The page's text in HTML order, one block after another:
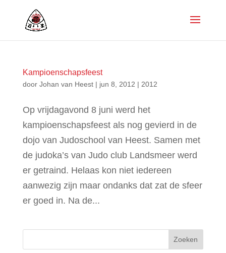
Kampioenschapsfeest
door Johan van Heest| jun 8, 2012 | 2012
Op vrijdagavond 8 juni werd het
kampioenschapsfeest als nog gevierd in de
dojo van Judoschool van Heest. Samen met
de judoka’s van Judo club Landsmeer werd
er getraind. Helaas kon niet iedereen
aanwezig zijn maar ondanks dat zat de sfeer
er goed in. Na de...